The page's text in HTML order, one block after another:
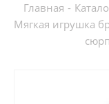
Главная -
Мягкая игрушка